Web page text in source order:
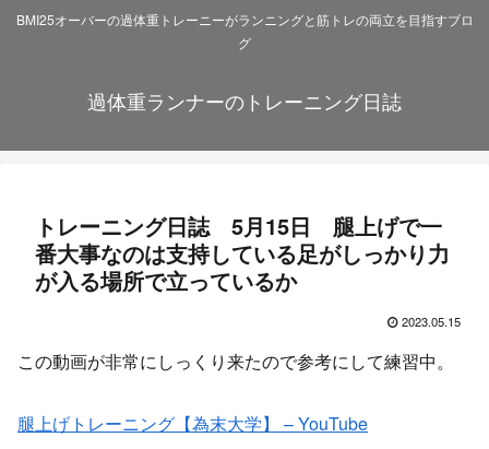
BMI25オーバーの過体重トレーニーがランニングと筋トレの両立を目指すブロ
グ
過体重ランナーのトレーニング日誌
トレーニング日誌 5月15日 腿上げで一
番大事なのは支持している足がしっかり力
が入る場所で立っているか
2023.05.15
この動画が非常にしっくり来たので参考にして練習中。
腿上げトレーニング【為末大学】 – YouTube